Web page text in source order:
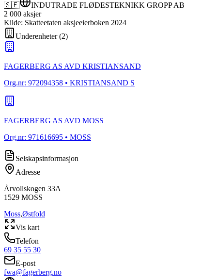
🇸🇪
INDUTRADE FLØDESTEKNIKK GROPP AB
2 000 aksjer
Kilde: Skatteetaten aksjeeierboken 2024
Underenheter(2)
FAGERBERG AS AVD KRISTIANSAND
Org.nr: 972094358 • KRISTIANSAND S
FAGERBERG AS AVD MOSS
Org.nr: 971616695 • MOSS
Selskapsinformasjon
Adresse
Årvollskogen 33A
1529 MOSS
Moss,Østfold
Vis kart
Telefon
69 35 55 30
E-post
fwa@fagerberg.no